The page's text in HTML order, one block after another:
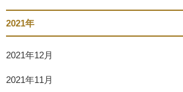
2021年
2021年12月
2021年11月